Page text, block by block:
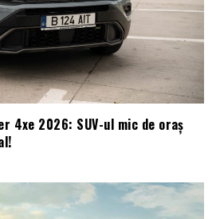
4xe 2026: SUV-ul mic de oraș